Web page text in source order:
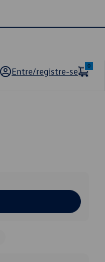
Entre/registre-se
0